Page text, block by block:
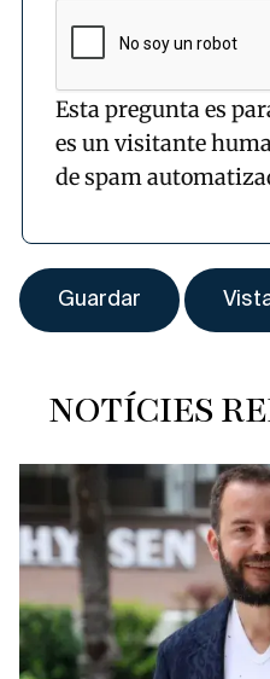
Esta pregunta es
es un visitante
de spam
NOTÍCIES